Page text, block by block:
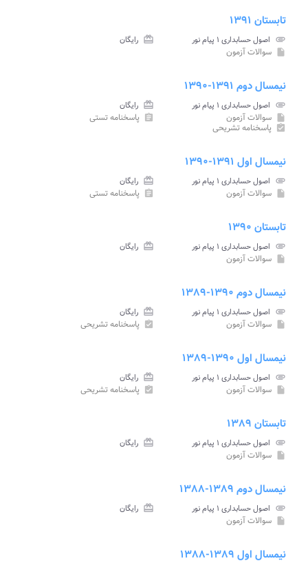
تابستان ۱۳۹۱
attachment اصول حسابداری ۱ پیام نور card_giftcard رایگان
insert_drive_file سوالات آزمون
نیمسال دوم ۱۳۹۱-۱۳۹۰
attachment اصول حسابداری ۱ پیام نور card_giftcard رایگان
insert_drive_file سوالات آزمون assignment پاسخنامه تستی
assignment_turned_in پاسخنامه تشریحی
نیمسال اول ۱۳۹۱-۱۳۹۰
attachment اصول حسابداری ۱ پیام نور card_giftcard رایگان
insert_drive_file سوالات آزمون assignment پاسخنامه تستی
تابستان ۱۳۹۰
attachment اصول حسابداری ۱ پیام نور card_giftcard رایگان
insert_drive_file سوالات آزمون
نیمسال دوم ۱۳۹۰-۱۳۸۹
attachment اصول حسابداری ۱ پیام نور card_giftcard رایگان
insert_drive_file سوالات آزمون assignment_turned_in پاسخنامه تشریحی
نیمسال اول ۱۳۹۰-۱۳۸۹
attachment اصول حسابداری ۱ پیام نور card_giftcard رایگان
insert_drive_file سوالات آزمون assignment_turned_in پاسخنامه تشریحی
تابستان ۱۳۸۹
attachment اصول حسابداری ۱ پیام نور card_giftcard رایگان
insert_drive_file سوالات آزمون
نیمسال دوم ۱۳۸۹-۱۳۸۸
attachment اصول حسابداری ۱ پیام نور card_giftcard رایگان
insert_drive_file سوالات آزمون
نیمسال اول ۱۳۸۹-۱۳۸۸